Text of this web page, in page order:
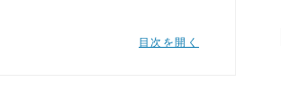
目次を開く